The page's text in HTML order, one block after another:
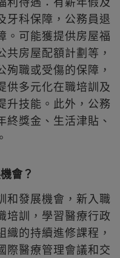
牙科保障，公務員退
。可能獲提供房屋福
房屋配額計劃等，
職或受傷的保障，
供多元化在職培訓及
升技能。此外，公務
終獎金、生活津貼、
會？
和發展機會，新入職
培訓，學習醫療行政
的持續進修課程，
際醫療管理會議和交